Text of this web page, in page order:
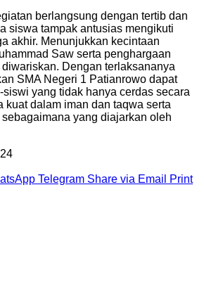
berlangsung dengan tertib dan
siswa tampak antusias mengikuti
akhir. Menunjukkan kecintaan
Saw serta penghargaan
Dengan terlaksananya
SMA Negeri 1 Patianrowo dapat
yang tidak hanya cerdas secara
kuat dalam iman dan taqwa serta
yang diajarkan oleh
Telegram Share via Email Print